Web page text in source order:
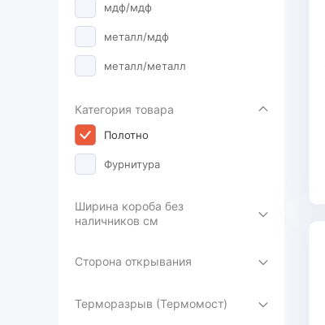
мдф/мдф
металл/мдф
металл/металл
Категория товара
Полотно
Фурнитура
Ширина короба без
наличников см
Сторона открывания
Терморазрыв (Термомост)